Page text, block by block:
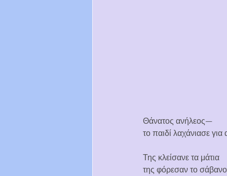
Θάνατος ανήλεος—
το παιδί λαχάνιασε για
Της κλείσανε τα μάτια
της φόρεσαν το σάβανο